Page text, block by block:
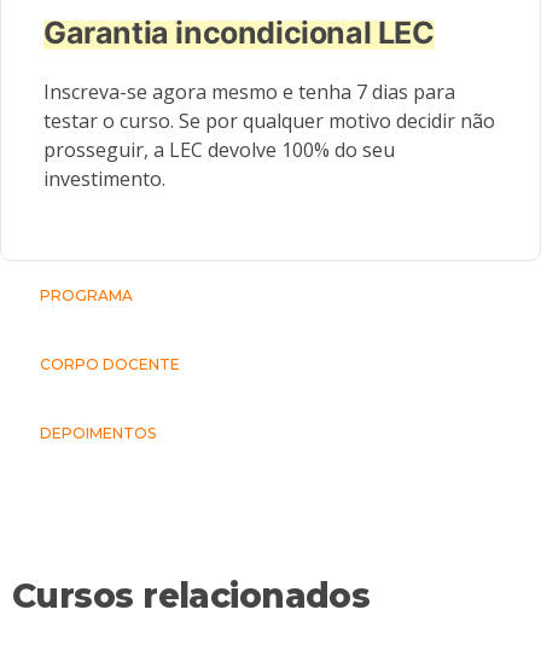
Garantia incondicional LEC
Inscreva-se agora mesmo e tenha 7 dias para
testar o curso. Se por qualquer motivo decidir não
prosseguir, a LEC devolve 100% do seu
investimento.
PROGRAMA
CORPO DOCENTE
DEPOIMENTOS
Cursos relacionados